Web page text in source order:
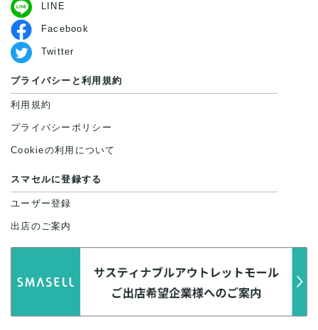
LINE
Facebook
Twitter
プライバシーと利用規約
利用規約
プライバシーポリシー
Cookieの利用について
スマセルに登録する
ユーザー登録
出店のご案内